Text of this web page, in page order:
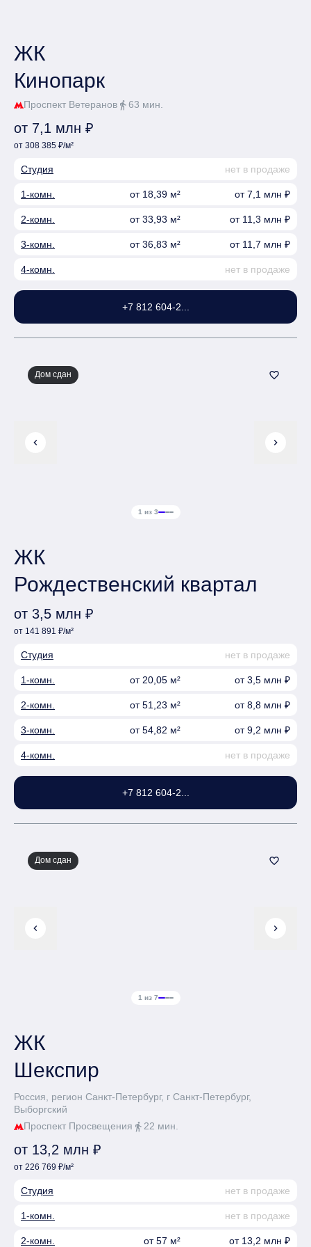
ЖК
Кинопарк
Проспект Ветеранов directions_walk63 мин.
от 7,1 млн ₽
от 308 385 ₽/м²
Студия нет в продаже
1-комн. от 18,39 м² от 7,1 млн ₽
2-комн. от 33,93 м² от 11,3 млн ₽
3-комн. от 36,83 м² от 11,7 млн ₽
4-комн. нет в продаже
+7 812 604-2...
chevron_left chevron_right
1 из 3
Дом сдан favorite_border
ЖК
Рождественский квартал
от 3,5 млн ₽
от 141 891 ₽/м²
Студия нет в продаже
1-комн. от 20,05 м² от 3,5 млн ₽
2-комн. от 51,23 м² от 8,8 млн ₽
3-комн. от 54,82 м² от 9,2 млн ₽
4-комн. нет в продаже
+7 812 604-2...
chevron_left chevron_right
1 из 7
Дом сдан favorite_border
ЖК
Шекспир
Россия, регион Санкт-Петербург, г Санкт-Петербург,
Выборгский
Проспект Просвещения directions_walk22 мин.
от 13,2 млн ₽
от 226 769 ₽/м²
Студия нет в продаже
1-комн. нет в продаже
2-комн. от 57 м² от 13,2 млн ₽